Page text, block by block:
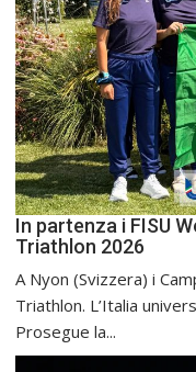
In partenza i FISU
Triathlon 2026
A Nyon (Svizzera) i
Triathlon. L’Italia
Prosegue la...